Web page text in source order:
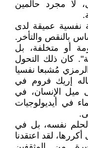
لا مجرد حالمين
نفسية عميقة لدى
بالنقص والتأخر.
أو متخلفة، بل
كان ذلك التحول
مُشبعا نفسيا
إريك فروم في
ميل الإنسان، في
في أيديولوجيات
نفسه، بل في
لقد اعتقدنا